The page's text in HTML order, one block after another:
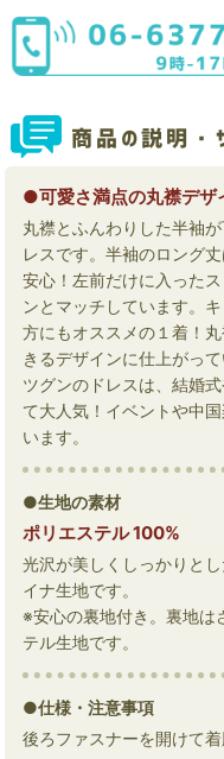
●可愛さ満点の丸襟デザ
丸襟とふんわりした半袖
レスです。半袖のロング
安心！左前だけに入った
ンとマッチしています。
方にもオススメの１着！
きるデザインに仕上がっ
ツグンのドレスは、結婚
て大人気！イベントや中
います。
●生地の素材
ポリエステル 100%
光沢が美しくしっかりと
イナ生地です。
※安心の裏地付き。裏地は
テル生地です。
●仕様・注意事項
後ろファスナーを開けて着